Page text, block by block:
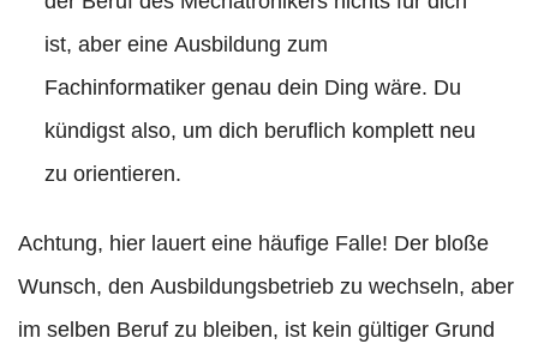
ist, aber eine Ausbildung zum
Fachinformatiker genau dein Ding wäre. Du
kündigst also, um dich beruflich komplett neu
zu orientieren.
Achtung, hier lauert eine häufige Falle! Der bloße
Wunsch, den Ausbildungsbetrieb zu wechseln, aber
im selben Beruf zu bleiben, ist kein gültiger Grund